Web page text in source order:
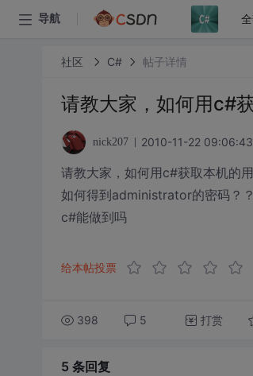
导航
社区 C# 帖子详情
请教大家，如何用c#
nick207 2010-11-22 09:06:43
请教大家，如何用c#获取本机的
如何得到administrator的密码？
c#能做到吗
给本帖投票
398 5 打赏
5 条回复